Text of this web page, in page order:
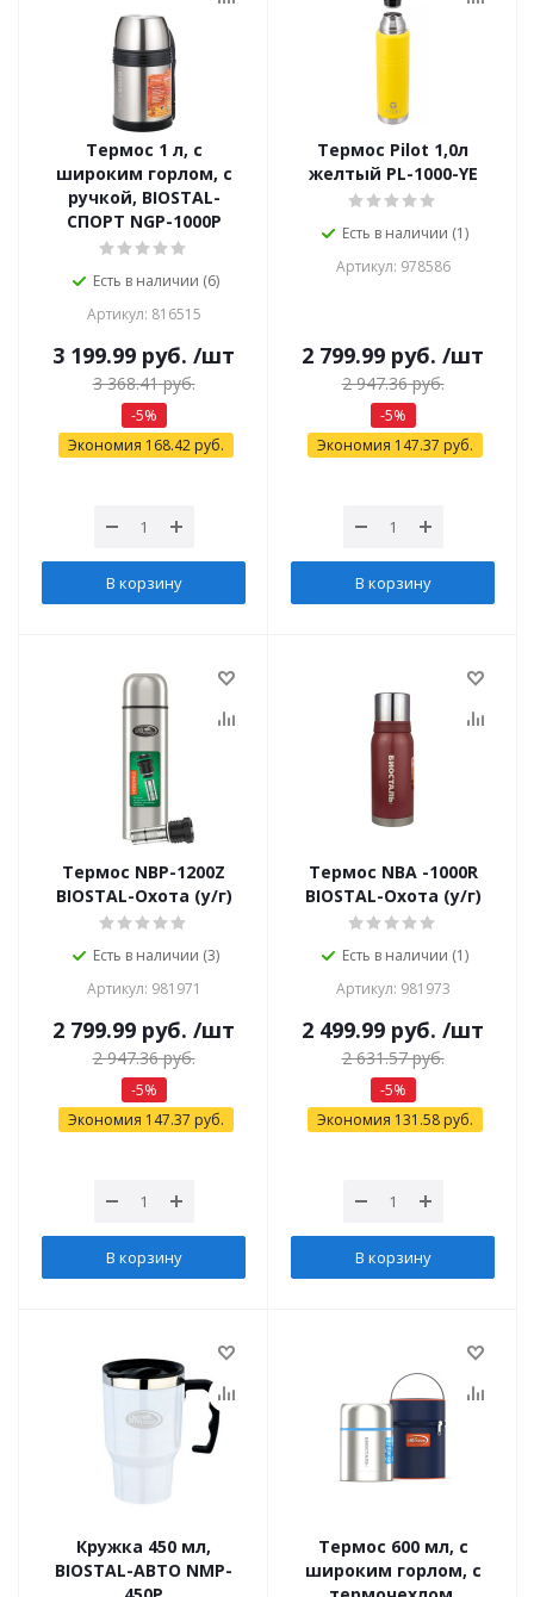
Термос 1 л, с
широким горлом, с
ручкой, BIOSTAL-
СПОРТ NGP-1000Р
Есть в наличии (6)
Артикул: 816515
3 199.99 руб. /шт
3 368.41руб.
-5%
Экономия 168.42руб.
В корзину
Термоc Pilot 1,0л
желтый PL-1000-YE
Есть в наличии (1)
Артикул: 978586
2 799.99 руб. /шт
2 947.36руб.
-5%
Экономия 147.37 руб.
В корзину
Термос NBP-1200Z
BIOSTAL-Охота (у/г)
Есть в наличии (3)
Артикул: 981971
2 799.99 руб. /шт
2 947.36руб.
-5%
Экономия 147.37 руб.
В корзину
Термос NBA -1000R
BIOSTAL-Охота (у/г)
Есть в наличии (1)
Артикул: 981973
2 499.99 руб. /шт
2 631.57руб.
-5%
Экономия 131.58руб.
В корзину
Кружка 450 мл,
BIOSTAL-АВТО NMP-
Термос 600 мл, с
широким горлом, с